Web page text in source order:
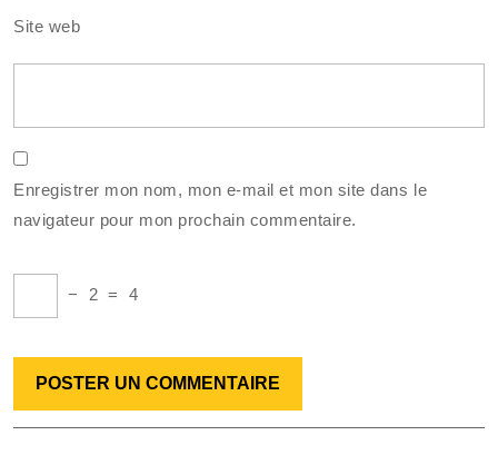
Site web
Enregistrer mon nom, mon e-mail et mon site dans le
navigateur pour mon prochain commentaire.
− 2 = 4